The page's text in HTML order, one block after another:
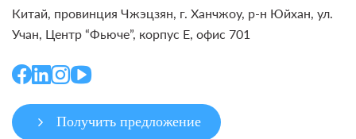
Китай, провинция Чжэцзян, г. Ханчжоу, р-н Юйхан, ул.
Учан, Центр “Фьюче”, корпус E, офис 701
Получить предложение